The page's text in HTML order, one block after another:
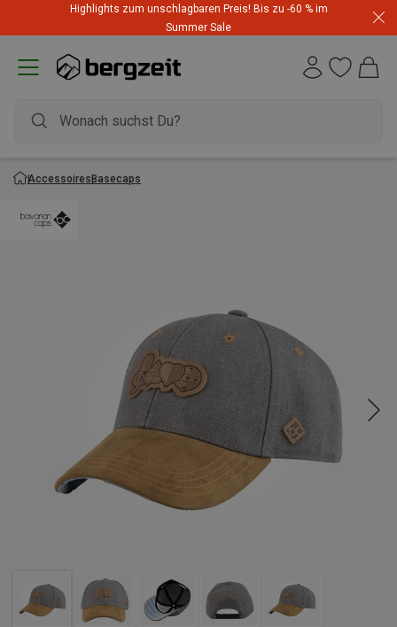
Highlights zum unschlagbaren Preis! Bis zu -60 % im
Summer Sale
AccessoiresBasecaps